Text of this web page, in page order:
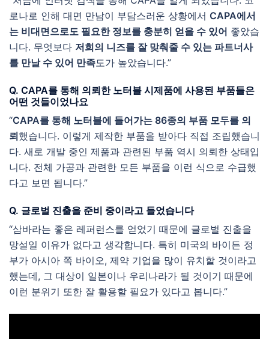
로나로 인해 대면 만남이 부담스러운 상황에서 CAPA에서
는 비대면으로도 필요한 정보를 충분히 얻을 수 있어 좋았습
니다. 무엇보다 저희의 니즈를 잘 맞춰줄 수 있는 파트너사
를 만날 수 있어 만족도가 높았습니다.”
Q. CAPA를 통해 의뢰한 노터블 시제품에 사용된 부품들은
어떤 것들이었나요
“CAPA를 통해 노터블에 들어가는 86종의 부품 모두를 의
뢰했습니다. 이렇게 제작한 부품을 받아다 직접 조립했습니
다. 새로 개발 중인 제품과 관련된 부품 역시 의뢰한 상태입
니다. 전체 가공과 관련한 모든 부품을 이런 식으로 수급했
다고 보면 됩니다.”
Q. 글로벌 진출을 준비 중이라고 들었습니다
“삼바라는 좋은 레퍼런스를 얻었기 때문에 글로벌 진출을
망설일 이유가 없다고 생각합니다. 특히 미국의 바이든 정
부가 아시아 쪽 바이오, 제약 기업을 많이 유치할 것이라고
했는데, 그 대상이 일본이나 우리나라가 될 것이기 때문에
이런 분위기 또한 잘 활용할 필요가 있다고 봅니다.”